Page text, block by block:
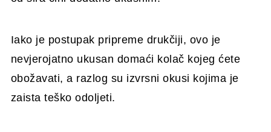
Iako je postupak pripreme drukčiji, ovo je
nevjerojatno ukusan domaći kolač kojeg ćete
obožavati, a razlog su izvrsni okusi kojima je
zaista teško odoljeti.